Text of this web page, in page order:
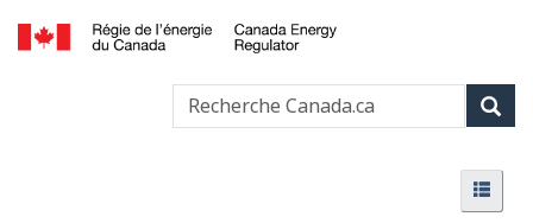
Passer
au
contenu
principal
Version
HTML
simplifiée